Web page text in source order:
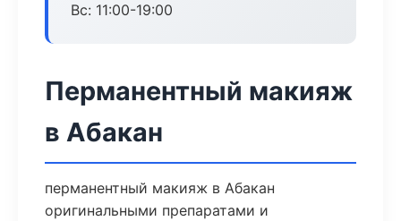
Вс: 11:00-19:00
Перманентный макияж
в Абакан
перманентный макияж в Абакан
оригинальными препаратами и